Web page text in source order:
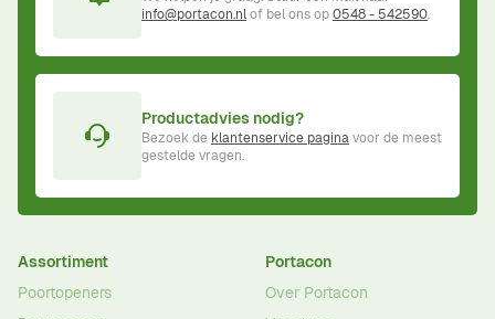
info@portacon.nlof bel ons op0548 - 542590.
Productadvies nodig?
Bezoek de klantenservice paginavoor de meest
gestelde vragen.
Assortiment
Poortopeners
Portacon
Over Portacon